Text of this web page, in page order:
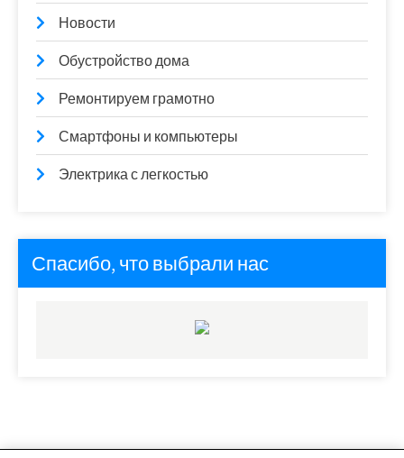
Новости
Обустройство дома
Ремонтируем грамотно
Смартфоны и компьютеры
Электрика с легкостью
Спасибо, что выбрали нас